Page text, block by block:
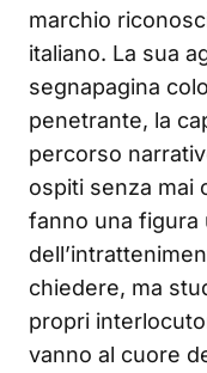
marchio
italiano. La sua
segnapagina
penetrante, la
percorso
ospiti senza mai
fanno una figura
chiedere, ma
propri
vanno al cuore